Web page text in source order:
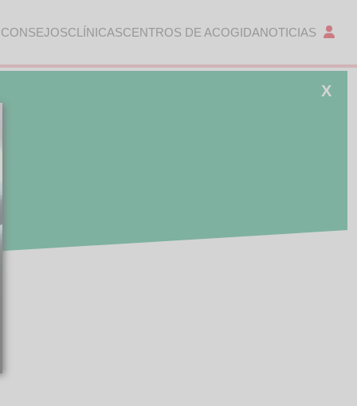
CLÍNICASCENTROS DE ACOGIDANOTICIAS
X